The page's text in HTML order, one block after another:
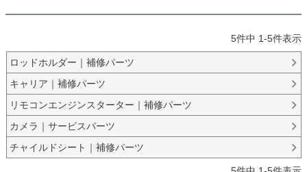
5件中 1-5件表示
ロッドホルダー｜補修パーツ
キャリア｜補修パーツ
リモコンエンジンスターター｜補修パーツ
カメラ｜サービスパーツ
チャイルドシート｜補修パーツ